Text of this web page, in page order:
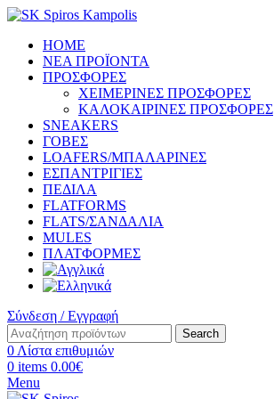
HOME
ΝΕΑ ΠΡΟΪΟΝΤΑ
ΠΡΟΣΦΟΡΕΣ
ΧΕΙΜΕΡΙΝΕΣ ΠΡΟΣΦΟΡΕΣ
ΚΑΛΟΚΑΙΡΙΝΕΣ ΠΡΟΣΦΟΡΕΣ
SNEAKERS
ΓΟΒΕΣ
LOAFERS/ΜΠΑΛΑΡΙΝΕΣ
ΕΣΠΑΝΤΡΙΓΙΕΣ
ΠΕΔΙΛΑ
FLATFORMS
FLATS/ΣΑΝΔΑΛΙΑ
MULES
ΠΛΑΤΦΟΡΜΕΣ
Σύνδεση / Εγγραφή
Search
0 Λίστα επιθυμιών
0 items 0.00€
Menu